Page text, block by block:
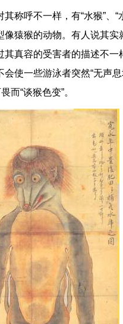
称呼不一样，有“水猴”、“
猿猴的动物。有人说其实
真容的受害者的描述不一
使一些游泳者突然“无声
而“谈猴色变”。